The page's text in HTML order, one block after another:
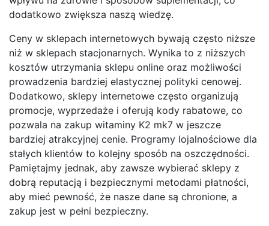
dodatkowo zwiększa naszą wiedzę.
Ceny w sklepach internetowych bywają często niższe
niż w sklepach stacjonarnych. Wynika to z niższych
kosztów utrzymania sklepu online oraz możliwości
prowadzenia bardziej elastycznej polityki cenowej.
Dodatkowo, sklepy internetowe często organizują
promocje, wyprzedaże i oferują kody rabatowe, co
pozwala na zakup witaminy K2 mk7 w jeszcze
bardziej atrakcyjnej cenie. Programy lojalnościowe dla
stałych klientów to kolejny sposób na oszczędności.
Pamiętajmy jednak, aby zawsze wybierać sklepy z
dobrą reputacją i bezpiecznymi metodami płatności,
aby mieć pewność, że nasze dane są chronione, a
zakup jest w pełni bezpieczny.